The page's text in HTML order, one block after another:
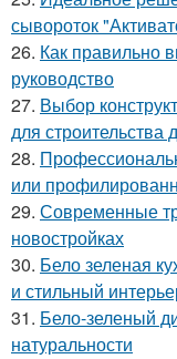
сывороток
26. Как правильно
руководство
27. Выбор
для строительства
28.
или
29. Современные
новостройках
30. Бело зеленая
и стильный
31. Бело-зеленый
натуральности